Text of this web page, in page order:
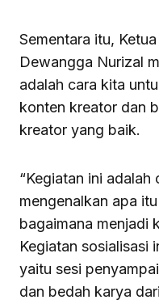
Sementara itu,
Dewangga Nurizal
adalah cara kita
konten kreator dan
kreator yang baik.
“Kegiatan ini adalah
mengenalkan apa
bagaimana menjadi
Kegiatan sosialisasi
yaitu sesi
dan bedah karya